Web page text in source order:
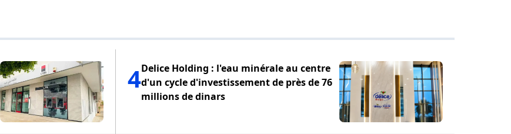
4Delice Holding : l'eau minérale au centre
d'un cycle d'investissement de près de 76
millions de dinars